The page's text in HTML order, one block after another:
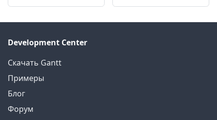
Development Center
Скачать Gantt
Примеры
Блог
Форум